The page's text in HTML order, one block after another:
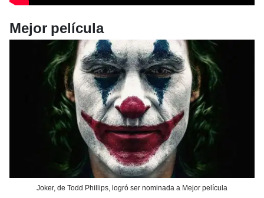
Mejor película
Joker, de Todd Phillips, logró ser nominada a Mejor película